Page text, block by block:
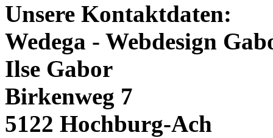
Unsere Kontaktdaten:
Wedega - Webdesign
Ilse Gabor
Birkenweg 7
5122 Hochburg-Ach